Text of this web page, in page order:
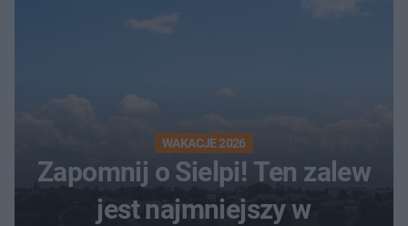
WAKACJE 2026
Zapomnij o Sielpi! Ten zalew
jest najmniejszy w